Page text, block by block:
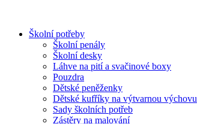
Školní potřeby
Školní penály
Školní desky
Láhve na pití a svačinové boxy
Pouzdra
Dětské peněženky
Dětské kufříky na výtvarnou výchovu
Sady školních potřeb
Zástěry na malování